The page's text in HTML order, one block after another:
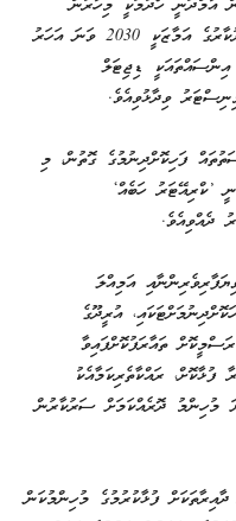
އާމްދަނީ ހޯދުމަކީ މިހާރުން
މިހާރަށް ކުރަންޖެހިފައިވާ ކަމެކެވެ. މިގޮތުން ސަރުކާރުގެ އަމާޒަކީ 2030 ވަނަ އަހަރު
އަންނަންވާއިރު، ރާއްޖޭގެ އުފެއްދުންތެރިކަމުގެ 15 އިންސައްތައަކީ ޑިޖިޓަލް
ވިދާޅުވިއެވެ.
ފަހިކޮށްދިނުމުގެ ގޮތުން، މި
ހަބެއް‘
ދެއްވިއެވެ.
އަމިއްލަ
އުރީދޫގެ
ތައާރަފުކޮށްފައިވާ
ރައްކާތެރިކަމާއެކު
މުހިންމު ދޮރެއްކަމަށް ސަރުކާރުން
ފުޅާކުރުމުގެ މުހިންމުކަން